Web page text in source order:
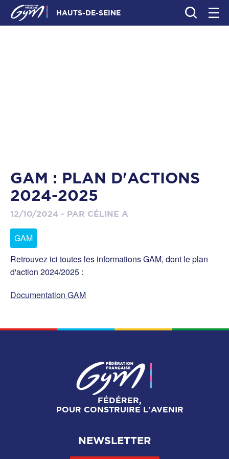
HAUTS-DE-SEINE
GAM : PLAN D'ACTIONS
2024-2025
12/10/2024 - PAR CÉLINE A
GAM
Retrouvez ici toutes les informations GAM, dont le plan
d'action 2024/2025 :
Documentation GAM
FÉDÉRER,
POUR CONSTRUIRE L'AVENIR
NEWSLETTER